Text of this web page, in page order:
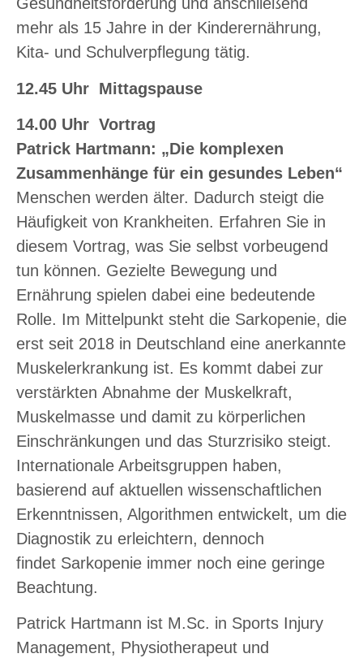
mehr als 15 Jahre in der Kinderernährung,
Kita- und Schulverpflegung tätig.
12.45 Uhr Mittagspause
14.00 Uhr Vortrag
Patrick Hartmann: „Die komplexen
Zusammenhänge für ein gesundes Leben“
Menschen werden älter. Dadurch steigt die
Häufigkeit von Krankheiten. Erfahren Sie in
diesem Vortrag, was Sie selbst vorbeugend
tun können. Gezielte Bewegung und
Ernährung spielen dabei eine bedeutende
Rolle. Im Mittelpunkt steht die Sarkopenie, die
erst seit 2018 in Deutschland eine anerkannte
Muskelerkrankung ist. Es kommt dabei zur
verstärkten Abnahme der Muskelkraft,
Muskelmasse und damit zu körperlichen
Einschränkungen und das Sturzrisiko steigt.
Internationale Arbeitsgruppen haben,
basierend auf aktuellen wissenschaftlichen
Erkenntnissen, Algorithmen entwickelt, um die
Diagnostik zu erleichtern, dennoch
findet Sarkopenie immer noch eine geringe
Beachtung.
Patrick Hartmann ist M.Sc. in Sports Injury
Management, Physiotherapeut und